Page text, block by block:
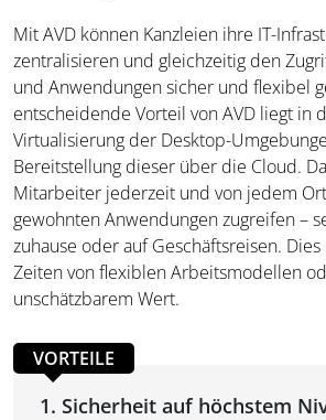
Mit AVD können Kanzleien ihre IT-
zentralisieren und gleichzeitig den
und Anwendungen sicher und flexibel
entscheidende Vorteil von AVD liegt in
Virtualisierung der Desktop-
Bereitstellung dieser über die Cloud.
Mitarbeiter jederzeit und von jedem
gewohnten Anwendungen zugreifen –
zuhause oder auf Geschäftsreisen.
Zeiten von flexiblen Arbeitsmodellen
unschätzbarem Wert.
VORTEILE
1. Sicherheit auf höchstem